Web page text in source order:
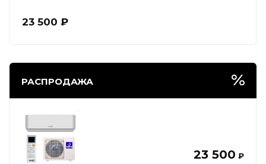
23 500 ₽
РАСПРОДАЖА
23 500 ₽